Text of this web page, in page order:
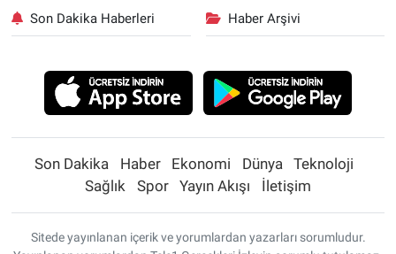
Son Dakika Haberleri Haber Arşivi
Son Dakika Haber Ekonomi Dünya
Teknoloji
Sağlık
Spor Yayın Akışı İletişim
Sitede yayınlanan içerik ve yorumlardan yazarları sorumludur.